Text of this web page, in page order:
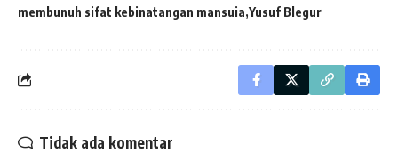
membunuh sifat kebinatangan mansuia Yusuf Blegur
Tidak ada komentar